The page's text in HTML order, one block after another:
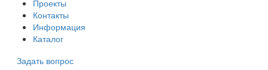
Проекты
Контакты
Информация
Каталог
Задать вопрос